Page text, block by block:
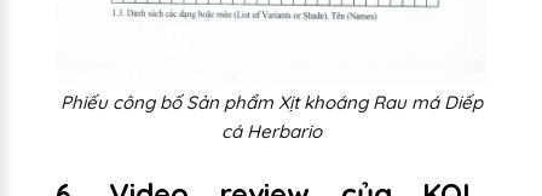
Phiếu công bố Sản phẩm Xịt khoáng Rau má Diếp
cá Herbario